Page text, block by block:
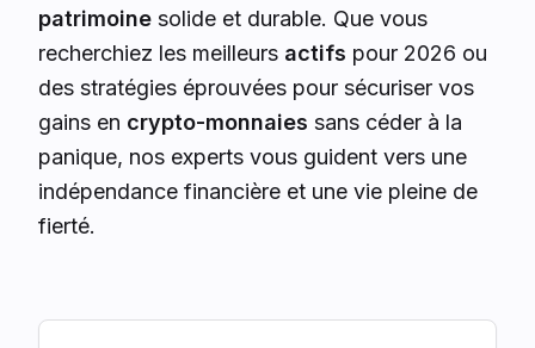
patrimoine solide et durable. Que vous
recherchiez les meilleurs actifs pour 2026 ou
des stratégies éprouvées pour sécuriser vos
gains en crypto-monnaies sans céder à la
panique, nos experts vous guident vers une
indépendance financière et une vie pleine de
fierté.